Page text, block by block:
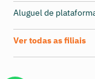
Aluguel de
Ver todas as filiais